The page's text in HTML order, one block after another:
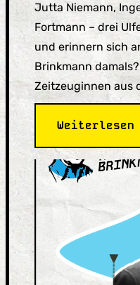
Jutta Niemann,
Fortmann – drei
und erinnern sich
Brinkmann
Zeitzeuginnen aus
Weiterlesen
6